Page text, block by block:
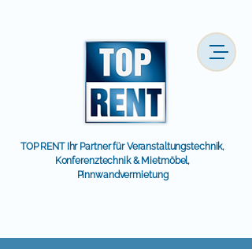
TOP RENT Ihr Partner für Veranstaltungstechnik,
Konferenztechnik & Mietmöbel,
Pinnwandvermietung